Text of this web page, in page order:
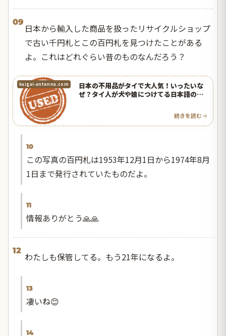
09
日本から輸入した商品を扱ったリサイクルショップ
で古い千円札とこの百円札を見つけたことがある
よ。これはどれぐらい昔のものなんだろう？
kaigai-antenna.com
日本の不用品がタイで大人気！いったいな
ぜ？タイ人が犬や娘につけてる日本語の名
続きを読む
10
この写真の百円札は1953年12月1日から1974年8月
1日まで発行されていたものだよ。
11
情報ありがとう🙏🙏
12
わたしも保管してる。もう21年になるよ。
13
凄いね😊
14